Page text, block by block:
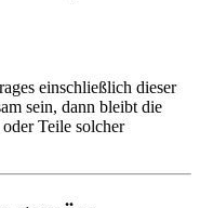
einschließlich dieser
sein, dann bleibt die
Teile solcher